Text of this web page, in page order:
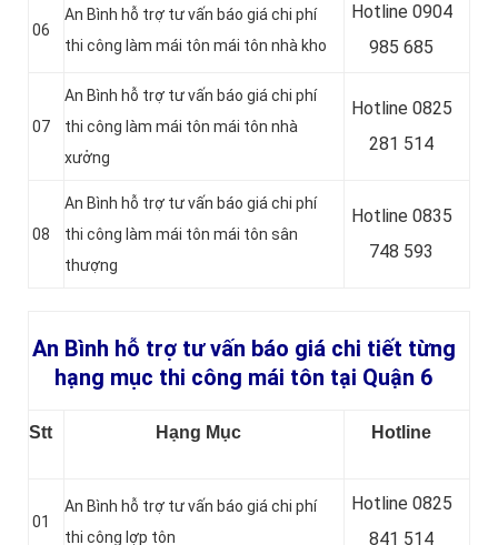
06
An Bình hỗ trợ tư vấn báo giá chi phí
thi công làm mái tôn mái tôn nhà kho
Hotline 0904
985 685
07
An Bình hỗ trợ tư vấn báo giá chi phí
thi công làm mái tôn mái tôn nhà
xưởng
Hotline 0825
281 514
08
An Bình hỗ trợ tư vấn báo giá chi phí
thi công làm mái tôn mái tôn sân
thượng
Hotline 0835
748 593
An Bình hỗ trợ tư vấn báo giá chi tiết từng
hạng mục thi công mái tôn tại Quận 6
Stt Hạng Mục Hotline
01
An Bình hỗ trợ tư vấn báo giá chi phí
thi công lợp tôn
Hotline 0825
841 514